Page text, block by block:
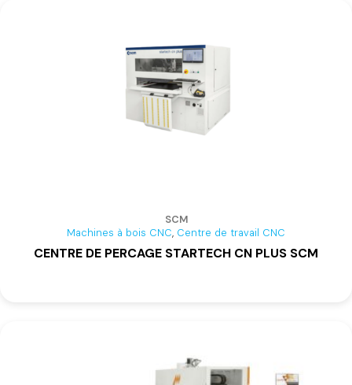
SCM
Machines à bois CNC, Centre de travail CNC
CENTRE DE PERCAGE STARTECH CN PLUS SCM